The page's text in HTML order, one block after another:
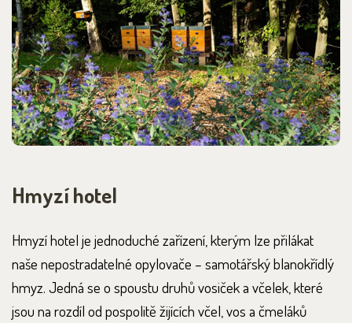
Hmyzí hotel
Hmyzí hotel je jednoduché zařízení, kterým lze přilákat
naše nepostradatelné opylovače – samotářský blanokřídlý
hmyz. Jedná se o spoustu druhů vosiček a včelek, které
jsou na rozdíl od pospolitě žijících včel, vos a čmeláků